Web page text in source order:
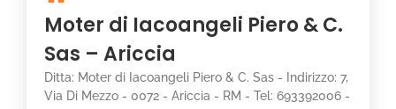
Moter di Iacoangeli Piero & C.
Sas – Ariccia
Ditta: Moter di Iacoangeli Piero & C. Sas - Indirizzo: 7,
Via Di Mezzo - 0072 - Ariccia - RM - Tel: 693392006 -